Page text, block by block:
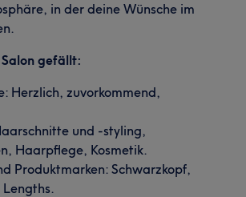
in der deine Wünsche im
gefällt:
Herzlich, zuvorkommend,
und -styling,
Haarpflege, Kosmetik.
Produktmarken: Schwarzkopf,